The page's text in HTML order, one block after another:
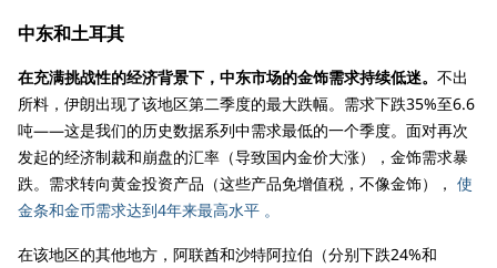
中东和土耳其
在充满挑战性的经济背景下，中东市场的金饰需求持续低迷。 不出
所料，伊朗出现了该地区第二季度的最大跌幅。需求下跌35%至6.6
吨——这是我们的历史数据系列中需求最低的一个季度。面对再次
发起的经济制裁和崩盘的汇率（导致国内金价大涨），金饰需求暴
跌。需求转向黄金投资产品（这些产品免增值税，不像金饰）， 使
金条和金币需求达到4年来最高水平 。
在该地区的其他地方，阿联酋和沙特阿拉伯（分别下跌24%和